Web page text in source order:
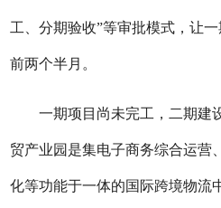
工、分期验收”等审批模式，让
前两个半月。
一期项目尚未完工，二期建
贸产业园是集电子商务综合运营
化等功能于一体的国际跨境物流